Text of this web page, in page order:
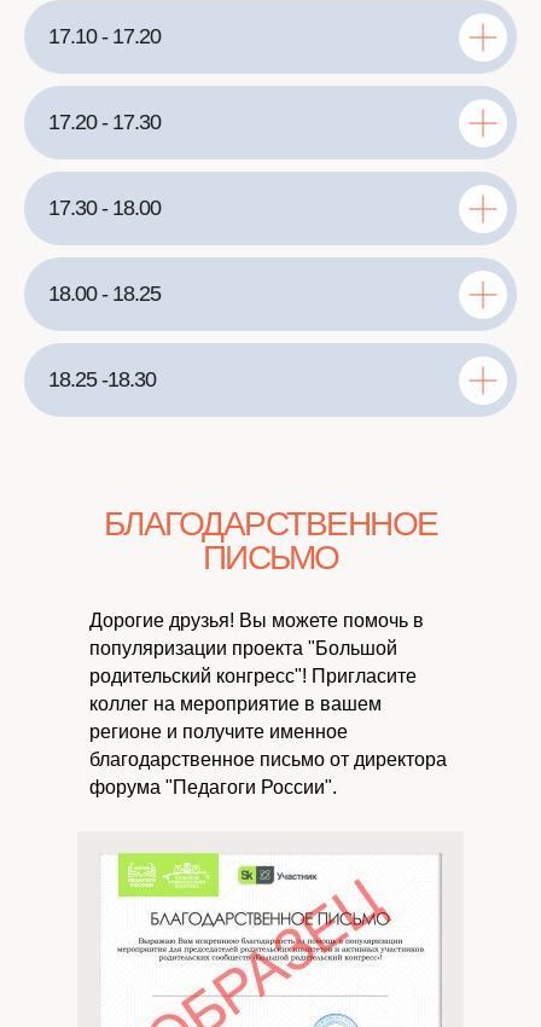
17.10 - 17.20
17.20 - 17.30
17.30 - 18.00
18.00 - 18.25
18.25 -18.30
Дорогие друзья! Вы можете помочь в
популяризации проекта "Большой
родительский конгресс"! Пригласите
коллег на мероприятие в вашем
регионе и получите именное
благодарственное письмо от директора
форума "Педагоги России".
БЛАГОДАРСТВЕННОЕ
ПИСЬМО